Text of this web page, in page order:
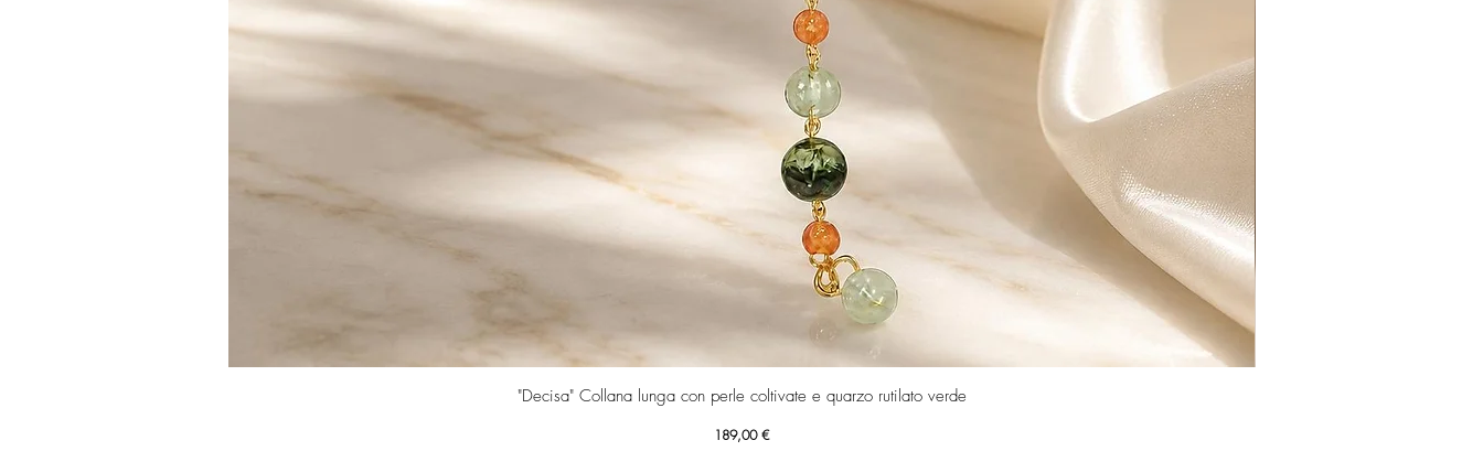
Vista rapida
"Decisa" Collana lunga con perle coltivate e quarzo rutilato verde
Prezzo
189,00 €